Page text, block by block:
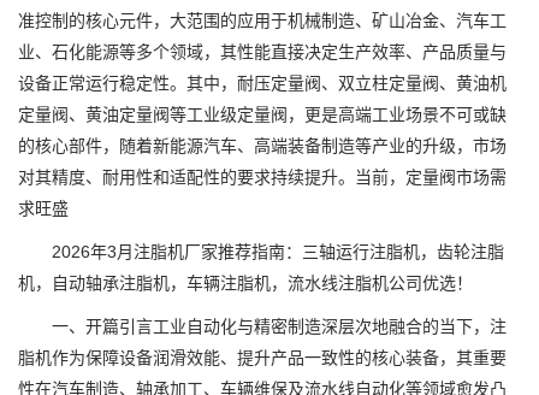
准控制的核心元件，大范围的应用于机械制造、矿山冶金、汽车工
业、石化能源等多个领域，其性能直接决定生产效率、产品质量与
设备正常运行稳定性。其中，耐压定量阀、双立柱定量阀、黄油机
定量阀、黄油定量阀等工业级定量阀，更是高端工业场景不可或缺
的核心部件，随着新能源汽车、高端装备制造等产业的升级，市场
对其精度、耐用性和适配性的要求持续提升。当前，定量阀市场需
求旺盛
2026年3月注脂机厂家推荐指南：三轴运行注脂机，齿轮注脂
机，自动轴承注脂机，车辆注脂机，流水线注脂机公司优选！
一、开篇引言工业自动化与精密制造深层次地融合的当下，注
脂机作为保障设备润滑效能、提升产品一致性的核心装备，其重要
性在汽车制造、轴承加工、车辆维保及流水线自动化等领域愈发凸